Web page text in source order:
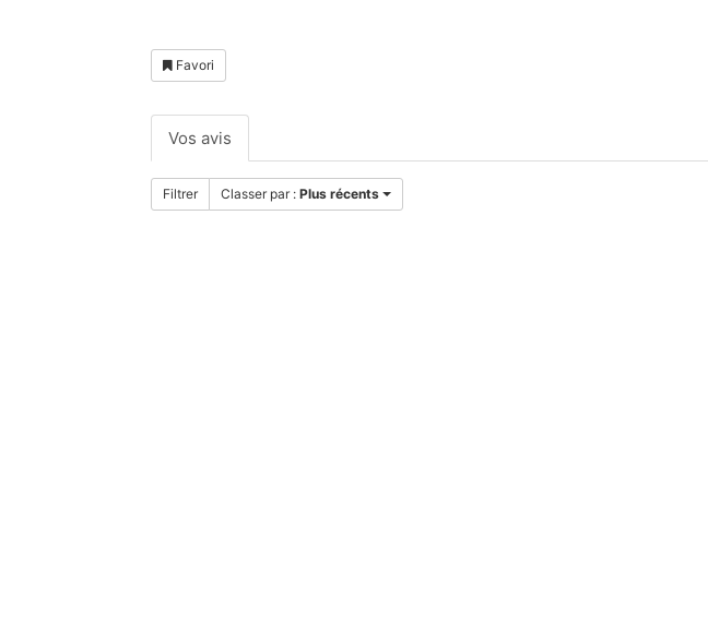
Favori
Vos avis
Filtrer Classer par : Plus récents